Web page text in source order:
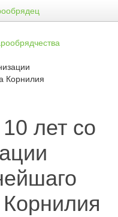
Корнилия
лет со